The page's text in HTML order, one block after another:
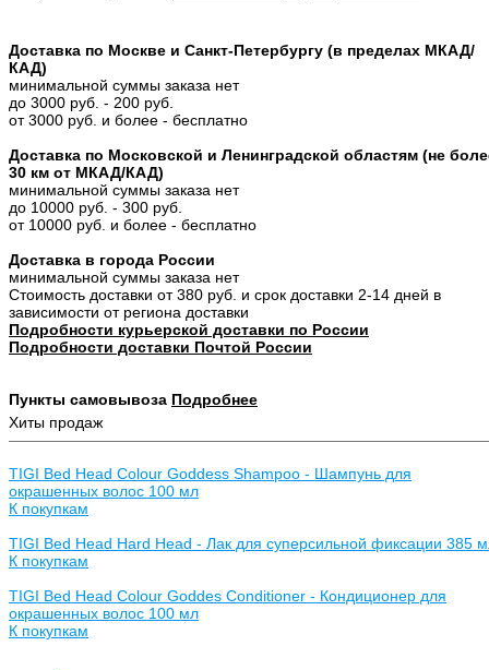
Доставка по Москве и Санкт-Петербургу (в пределах МКАД/
КАД)
минимальной суммы заказа нет
до 3000 руб. - 200 руб.
от 3000 руб. и более - бесплатно
Доставка по Московской и Ленинградской областям (не
30 км от МКАД/КАД)
минимальной суммы заказа нет
до 10000 руб. - 300 руб.
от 10000 руб. и более - бесплатно
Доставка в города России
минимальной суммы заказа нет
Стоимость доставки от 380 руб. и срок доставки 2-14 дней в
зависимости от региона доставки
Подробности курьерской доставки по России
Подробности доставки Почтой России
Пункты самовывоза Подробнее
Хиты продаж
TIGI Bed Head Colour Goddess Shampoo - Шампунь для
окрашенных волос 100 мл
К покупкам
TIGI Bed Head Hard Head - Лак для суперсильной фиксации 385
К покупкам
TIGI Bed Head Colour Goddes Conditioner - Кондиционер для
окрашенных волос 100 мл
К покупкам